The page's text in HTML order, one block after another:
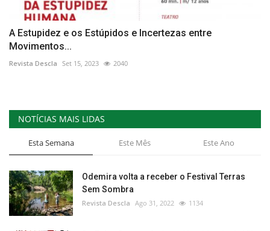
A Estupidez e os Estúpidos e Incertezas entre
Movimentos...
Revista Descla Set 15, 2023 2040
NOTÍCIAS MAIS LIDAS
Esta Semana Este Mês Este Ano
Odemira volta a receber o Festival Terras
Sem Sombra
Revista Descla Ago 31, 2022 1134